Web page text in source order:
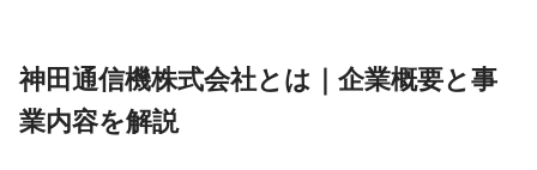
神田通信機株式会社とは｜企業概要と事
業内容を解説